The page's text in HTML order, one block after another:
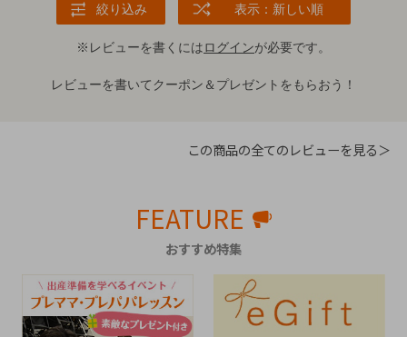
絞り込み 表示：新しい順
※レビューを書くにはログインが必要です。
レビューを書いてクーポン＆プレゼントをもらおう！
この商品の全てのレビューを見る＞
FEATURE
おすすめ特集